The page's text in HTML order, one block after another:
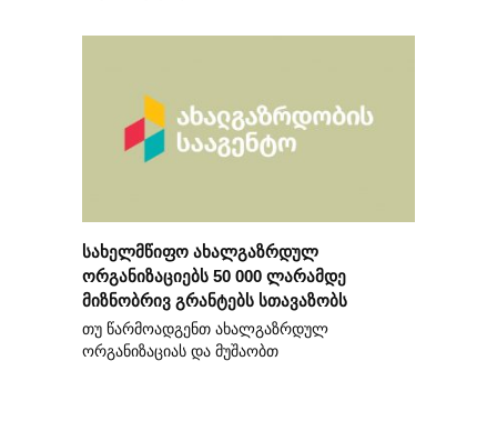
სახელმწიფო ახალგაზრდულ
ორგანიზაციებს 50 000 ლარამდე
მიზნობრივ გრანტებს სთავაზობს
თუ წარმოადგენთ ახალგაზრდულ
ორგანიზაციას და მუშაობთ